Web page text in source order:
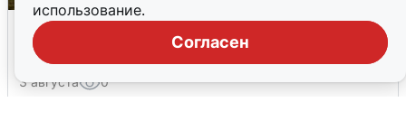
использование.
Согласен
Над ХМАО впервые сбили
беспилотники
3 августа 0